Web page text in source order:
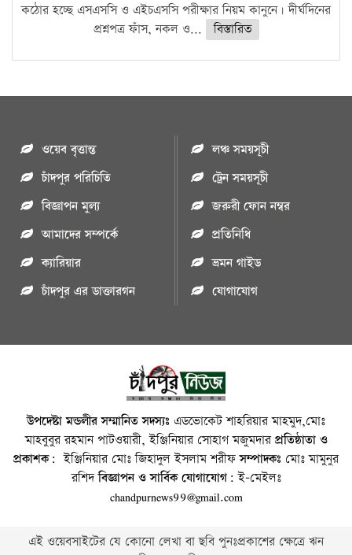
কঠোর হচ্ছে এসএসসি ও এইচএসসি পরীক্ষার নিয়ম কানুনে। দীর্ঘদিনের
প্রশ্নপত্র ফাঁস, নকল ও...
বিস্তারিত
ওয়েব বৃত্তান্ত
চাঁদপুর পরিচিতি
বিজ্ঞাপন মুল্য
আমাদের সম্পর্কে
ক্যারিয়ার
চাঁদপুর এর ডাক্তারগন
লঞ্চ সময়সূচী
ট্রেন সময়সূচী
জরুরী ফোন নম্বর
প্রতিনিধি
ভ্রমন গাইড
যোগাযোগ
উপদেষ্টা মন্ডলীর সম্মানিত সদস্যঃ এডভোকেট শাহরিয়ার মাহমুদ,মোঃ
মাহবুবুর রহমান পাটওয়ারী, ইঞ্জিনিয়ার সোহাগ মজুমদারপ্রতিষ্ঠাতা ও
প্রকাশক: ইঞ্জিনিয়ার মোঃ জিহাদুল ইসলাম শরীফসম্পাদকঃ মোঃ মামুনুর
রশিদবিজ্ঞাপন ও সার্বিক যোগাযোগ: ই-মেইলঃ
chandpurnews99@gmail.com
এই ওয়েবসাইটের যে কোনো লেখা বা ছবি পুনঃপ্রকাশের ক্ষেত্রে ঋন